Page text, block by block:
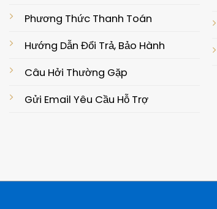
Phương Thức Thanh Toán
Hướng Dẫn Đổi Trả, Bảo Hành
Câu Hởi Thường Gặp
Gửi Email Yêu Cầu Hỗ Trợ